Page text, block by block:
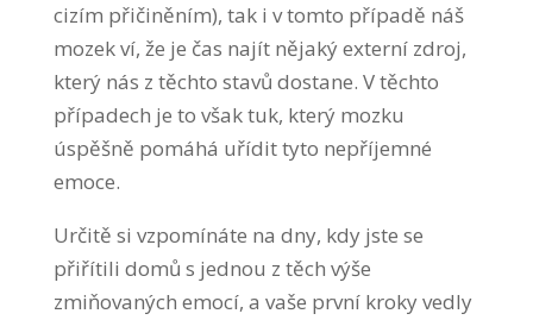
cizím přičiněním), tak i v tomto případě náš
mozek ví, že je čas najít nějaký externí zdroj,
který nás z těchto stavů dostane. V těchto
případech je to však tuk, který mozku
úspěšně pomáhá uřídit tyto nepříjemné
emoce.
Určitě si vzpomínáte na dny, kdy jste se
přiřítili domů s jednou z těch výše
zmiňovaných emocí, a vaše první kroky vedly